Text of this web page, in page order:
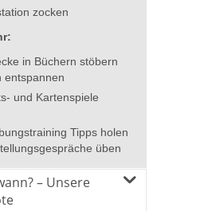
zocken
in Büchern stöbern
entspannen
und Kartenspiele
Tipps holen
üben
– Unsere